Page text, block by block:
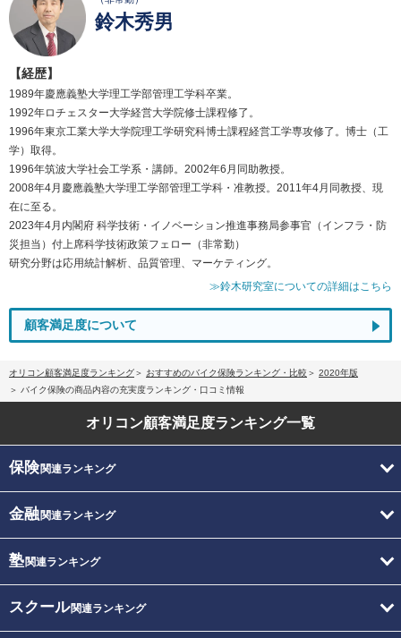
鈴木秀男
【経歴】
1989年慶應義塾大学理工学部管理工学科卒業。
1992年ロチェスター大学経営大学院修士課程修了。
1996年東京工業大学大学院理工学研究科博士課程経営工学専攻修了。博士（工
学）取得。
1996年筑波大学社会工学系・講師。2002年6月同助教授。
2008年4月慶應義塾大学理工学部管理工学科・准教授。2011年4月同教授、現
在に至る。
2023年4月内閣府 科学技術・イノベーション推進事務局参事官（インフラ・防
災担当）付上席科学技術政策フェロー（非常勤）
研究分野は応用統計解析、品質管理、マーケティング。
≫鈴木研究室についての詳細はこちら
顧客満足度について
オリコン顧客満足度ランキング おすすめのバイク保険ランキング・比較
2020年版
バイク保険の商品内容の充実度ランキング・口コミ情報
オリコン顧客満足度ランキング一覧
保険関連ランキング
金融関連ランキング
塾関連ランキング
スクール関連ランキング